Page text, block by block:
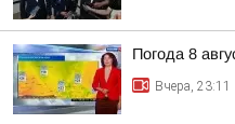
Погода 8
Вчера, 23:11